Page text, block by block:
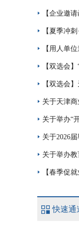
【企业邀
【夏季冲
【用人单
【双选会
【双选会
关于天津
关于举办“
关于2026
关于举办教
【春季促
快速通